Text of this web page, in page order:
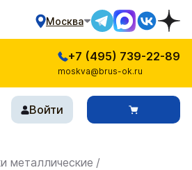
Москва
+7 (495) 739-22-89
moskva@brus-ok.ru
Войти
металлические /